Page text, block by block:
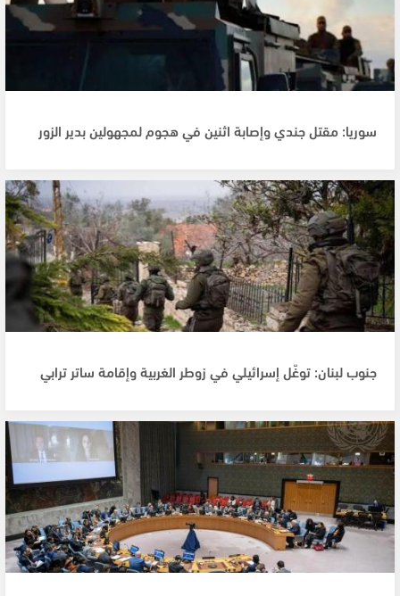
سوريا: مقتل جندي وإصابة اثنين في هجوم لمجهولين بدير الزور
جنوب لبنان: توغّل إسرائيلي في زوطر الغربية وإقامة ساتر ترابي